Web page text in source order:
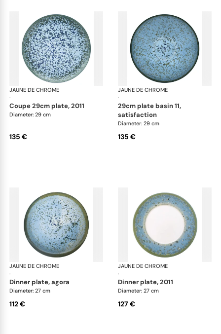
JAUNE DE CHROME
·
Nymphéa
coupe 29cm plate, 2011
Diameter: 29 cm
135 €
JAUNE DE CHROME
·
29cm plate basin 11,
satisfaction
Diameter: 29 cm
135 €
JAUNE DE CHROME
·
Nymphéa
dinner plate, agora
Diameter: 27 cm
112 €
JAUNE DE CHROME
·
dinner plate, 2011
Diameter: 27 cm
127 €